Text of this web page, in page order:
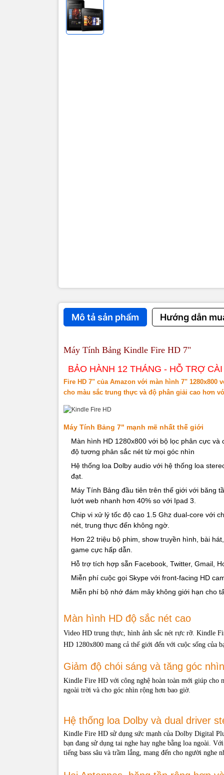
Mô tả sản phẩm Hướng dẫn
Máy Tính Bảng Kindle Fire HD 7"
BẢO HÀNH 12 THÁNG - HỖ TRỢ
Fire HD 7" của Amazon với màn hình 7"
cho màu sắc trung thực và độ phân giải cao hơn
Máy Tính Bảng 7" mạnh mẽ nhất thế giới
Màn hình HD 1280x800 với bộ lọc phân cực
độ tương phản sắc nét từ mọi góc nhìn
Hệ thống loa Dolby audio với hệ thống loa
đạt.
Máy Tính Bảng đầu tiên trên thế giới với băng
lướt web nhanh hơn 40% so với Ipad 3.
Chip vi xử lý tốc độ cao 1.5 Ghz dual-core với
nét, trung thực đến không ngờ.
Hơn 22 triệu bộ phim, show truyền hình, bài
game cực hấp dẫn.
Hỗ trợ tích hợp sẵn Facebook, Twitter, Gmail,
Miễn phí cuộc gọi Skype với front-facing HD
Miễn phí bộ nhớ đám mây không giới hạn cho
Màn hình HD độ sắc nét cao
Video HD trung thực, hình ảnh sắc nét rực rỡ. Kindle
HD 1280x800 mang cả thế giới đến với cuộc sống của
Giảm độ chói sáng và tăng góc nhìn
Kindle Fire HD với công nghệ hoàn toàn mới giúp cho
ngoài trời và cho góc nhìn rộng hơn bao giờ.
Hệ thống loa Dolby và dual driver
Kindle Fire HD sử dụng sức mạnh của Dolby Digital
bạn đang sử dụng tai nghe hay nghe bằng loa ngoài.
tiếng bass sâu và trầm lắng, mang đến cho người nghe
Hệ
Kindle Fire
xác, tiếng
Hai
Kindle Fire
In/Multiple
nhanh hơn
Đồng bộ
Ứng dụng
đơn giản
Hotmail,
Với việc ứng
tích hợp
và bạn bè.
Mang
Những báo
Màn hình
Trọng
PIN
sạc